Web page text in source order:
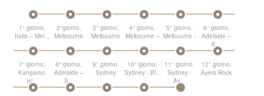
1° giorno,
Italia – Mel...
2°giorno,
Melbourne
3° giorno,
Melbourne
4° giorno,
Melbourne –
...
5° giorno,
Melbourne -
...
6° giorno,
Adelaide –
K...
7° giorno,
Kangaroo
Isl...
8° giorno,
Adelaide –
S...
9° giorno,
Sydney
10° giorno,
Sydney - Bl...
11° giorno,
Sydney -
Ay...
12° giorno,
Ayers Rock